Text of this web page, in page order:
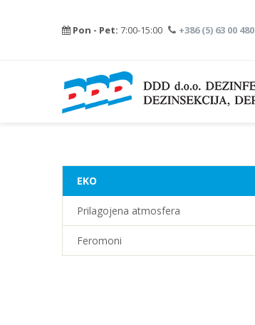
Pon - Pet: 7:00-15:00 +386 (5) 63 00 480
EKO
Prilagojena atmosfera
Feromoni